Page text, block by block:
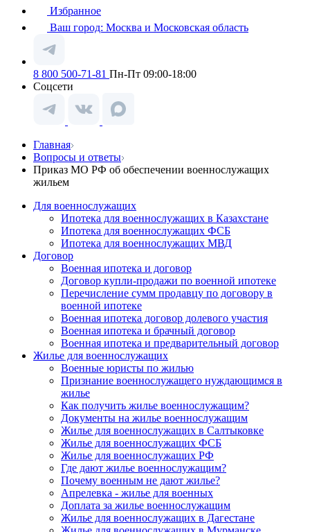
Избранное
Ваш город: Москва и Московская область
8 800 500-71-81 Пн-Пт 09:00-18:00
Соцсети
Главная
Вопросы и ответы
Приказ МО РФ об обеспечении военнослужащих
жильем
Для военнослужащих
Ипотека для военнослужащих в Казахстане
Ипотека для военнослужащих ФСБ
Ипотека для военнослужащих МВД
Договор
Военная ипотека и договор
Договор купли-продажи по военной ипотеке
Перечисление сумм продавцу по договору в
военной ипотеке
Военная ипотека договор долевого участия
Военная ипотека и брачный договор
Военная ипотека и предварительный договор
Жилье для военнослужащих
Военные юристы по жилью
Признание военнослужащего нуждающимся в
жилье
Как получить жилье военнослужащим?
Документы на жилье военнослужащим
Жилье для военнослужащих в Салтыковке
Жилье для военнослужащих ФСБ
Жилье для военнослужащих РФ
Где дают жилье военнослужащим?
Почему военным не дают жилье?
Апрелевка - жилье для военных
Доплата за жилье военнослужащим
Жилье для военнослужащих в Дагестане